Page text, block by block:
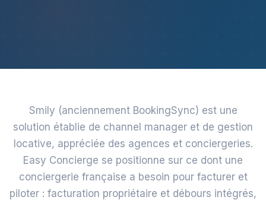
Smily (anciennement BookingSync) est une
solution établie de channel manager et de gestion
locative, appréciée des agences et conciergeries.
Easy Concierge se positionne sur ce dont une
conciergerie française a besoin pour facturer et
piloter : facturation propriétaire et débours intégrés,